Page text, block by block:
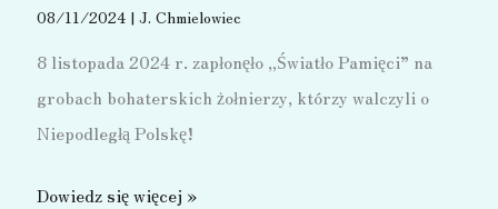
08/11/2024 | J. Chmielowiec
8 listopada 2024 r. zapłonęło „Światło Pamięci” na
grobach bohaterskich żołnierzy, którzy walczyli o
Niepodległą Polskę!
VII
Dowiedz się więcej »